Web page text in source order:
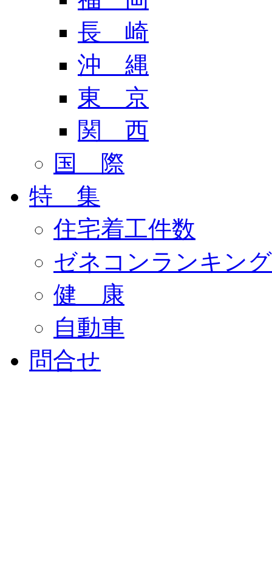
長 崎
沖 縄
東 京
関 西
国 際
特 集
住宅着工件数
ゼネコンランキング
健 康
自動車
問合せ